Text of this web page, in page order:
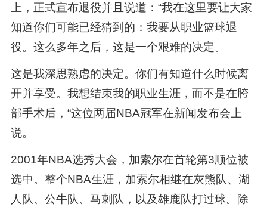
上，正式宣布退役并且说道：“我在这里要让大家
知道你们可能已经猜到的：我要从职业篮球退
役。这么多年之后，这是一个艰难的决定。
这是我深思熟虑的决定。你们有知道什么时候离
开并享受。我想结束我的职业生涯，而不是在胯
部手术后，“这位两届NBA冠军在新闻发布会上
说。
2001年NBA选秀大会，加索尔在首轮第3顺位被
选中。整个NBA生涯，加索尔相继在灰熊队、湖
人队、公牛队、马刺队，以及雄鹿队打过球。除